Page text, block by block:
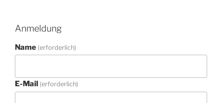
Anmeldung
Name (erforderlich)
E-Mail (erforderlich)